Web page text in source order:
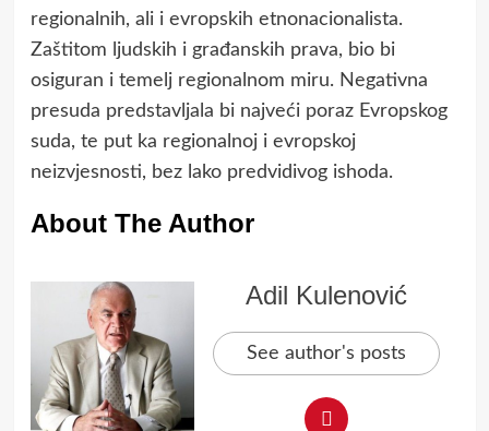
regionalnih, ali i evropskih etnonacionalista.
Zaštitom ljudskih i građanskih prava, bio bi
osiguran i temelj regionalnom miru. Negativna
presuda predstavljala bi najveći poraz Evropskog
suda, te put ka regionalnoj i evropskoj
neizvjesnosti, bez lako predvidivog ishoda.
About The Author
Adil Kulenović
See author's posts